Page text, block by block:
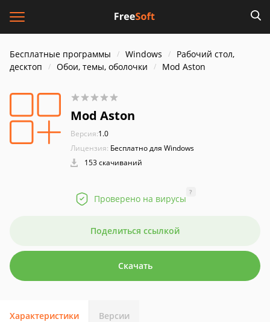
Бесплатные программы Windows
Рабочий стол,
десктоп
Обои, темы, оболочки Mod Aston
Mod Aston
Версия:1.0
Лицензия: Бесплатно для Windows
153 скачиваний
Проверено на вирусы
?
Поделиться ссылкой
Скачать
Характеристики Версии